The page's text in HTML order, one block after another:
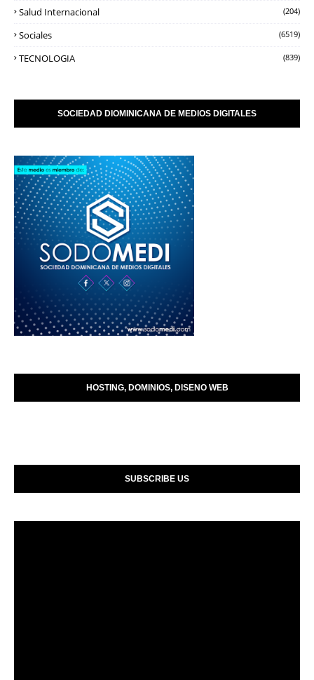
Salud Internacional (204)
Sociales (6519)
TECNOLOGIA (839)
SOCIEDAD DIOMINICANA DE MEDIOS DIGITALES
HOSTING, DOMINIOS, DISENO WEB
SUBSCRIBE US